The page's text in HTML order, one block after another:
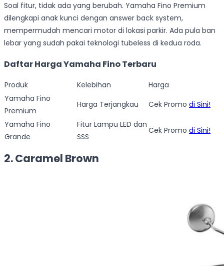
Soal fitur, tidak ada yang berubah. Yamaha Fino Premium
dilengkapi anak kunci dengan answer back system,
mempermudah mencari motor di lokasi parkir. Ada pula ban
lebar yang sudah pakai teknologi tubeless di kedua roda.
Daftar Harga Yamaha Fino Terbaru
Produk Kelebihan
Harga
Yamaha Fino
Premium
Harga Terjangkau Cek Promo di Sini!
Yamaha Fino
Grande
Fitur Lampu LED dan
SSS
Cek Promo di Sini!
2. Caramel Brown